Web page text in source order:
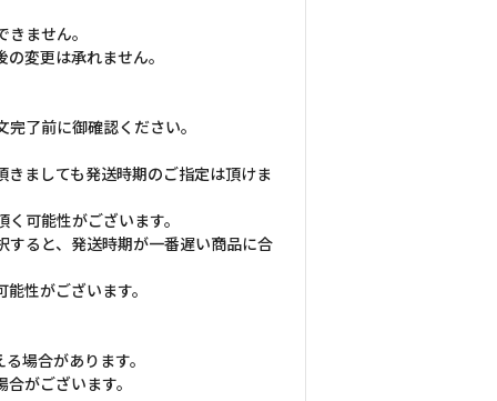
ません。
変更は承れません。
了前に御確認ください。
ましても発送時期のご指定は頂けま
可能性がございます。
ると、発送時期が一番遅い商品に合
性がございます。
場合があります。
がございます。